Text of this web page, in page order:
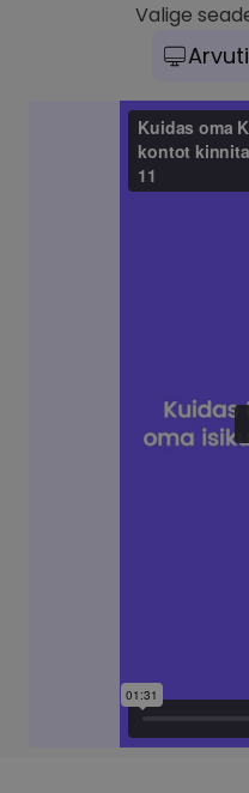
Valige
Arvuti